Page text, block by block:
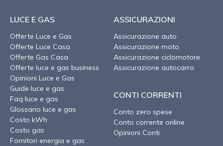
LUCE E GAS
Offerte Luce e Gas
Offerte Luce Casa
Offerte Gas Casa
Offerte luce e gas business
Opinioni Luce e Gas
Guide luce e gas
Faq luce e gas
Glossario luce e gas
Costo kWh
Costo gas
Fornitori energia e gas
ASSICURAZIONI
Assicurazione auto
Assicurazione moto
Assicurazione ciclomotore
Assicurazione autocarro
CONTI CORRENTI
Conto zero spese
Conto corrente online
Opinioni Conti